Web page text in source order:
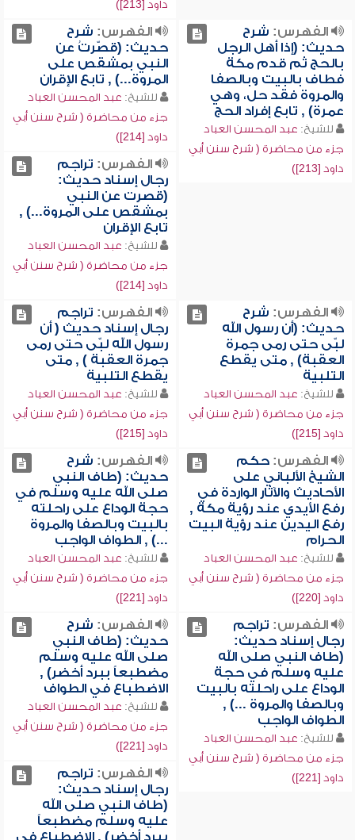
داود [213])
الفهرس: شرح
حديث: (إذا أهل الرجل
بالحج ثم قدم مكة
فطاف بالبيت وبالصفا
والمروة فقد حل، وهي
عمرة) , تابع إفراد الحج
للشيخ: عبد المحسن العباد
جزء من محاضرة ( شرح سنن أبي
داود [213])
الفهرس: شرح
حديث: (قصّرتُ عن
النبي بمشقص على
المروة...) , تابع الإقران
للشيخ: عبد المحسن العباد
جزء من محاضرة ( شرح سنن أبي
داود [214])
الفهرس: تراجم
رجال إسناد حديث:
(قصرت عن النبي
بمشقص على المروة...) ,
تابع الإقران
للشيخ: عبد المحسن العباد
جزء من محاضرة ( شرح سنن أبي
داود [214])
الفهرس: شرح
حديث: (أن رسول الله
لبّى حتى رمى جمرة
العقبة) , متى يقطع
التلبية
للشيخ: عبد المحسن العباد
جزء من محاضرة ( شرح سنن أبي
داود [215])
الفهرس: تراجم
رجال إسناد حديث ( أن
رسول الله لبّى حتى رمى
جمرة العقبة ) , متى
يقطع التلبية
للشيخ: عبد المحسن العباد
جزء من محاضرة ( شرح سنن أبي
داود [215])
الفهرس:حكم
الشيخ الألباني على
الأحاديث والآثار الواردة في
رفع الأيدي عند رؤية مكة ,
رفع اليدين عند رؤية البيت
الحرام
للشيخ: عبد المحسن العباد
جزء من محاضرة ( شرح سنن أبي
داود [220])
الفهرس: شرح
حديث: (طاف النبي
صلى الله عليه وسلم في
حجة الوداع على راحلته
بالبيت وبالصفا والمروة
...) , الطواف الواجب
للشيخ: عبد المحسن العباد
جزء من محاضرة ( شرح سنن أبي
داود [221])
الفهرس: تراجم
رجال إسناد حديث:
(طاف النبي صلى الله
عليه وسلم في حجة
الوداع على راحلته بالبيت
وبالصفا والمروة ...) ,
الطواف الواجب
للشيخ: عبد المحسن العباد
جزء من محاضرة ( شرح سنن أبي
داود [221])
الفهرس: شرح
حديث: (طاف النبي
صلى الله عليه وسلم
مضطبعاً ببرد أخضر) ,
الاضطباع في الطواف
للشيخ: عبد المحسن العباد
جزء من محاضرة ( شرح سنن أبي
داود [221])
الفهرس: تراجم
رجال إسناد حديث:
(طاف النبي صلى الله
عليه وسلم مضطبعاً
ببرد أخضر) , الاضطباع في